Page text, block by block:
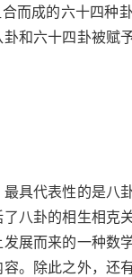
而成的六十四种
和六十四卦被赋
具代表性的是八
八卦的相生相克
展而来的一种数
。除此之外，还